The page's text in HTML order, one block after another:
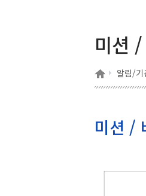
미션
홈 알림/기
미션 /